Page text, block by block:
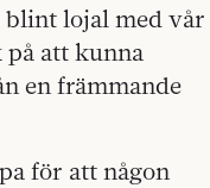
blint lojal med vår
på att kunna
en främmande
för att någon